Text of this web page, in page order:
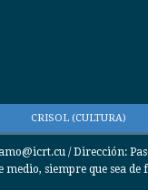
CRISOL (CULTURA)
/ Dirección:
siempre que sea